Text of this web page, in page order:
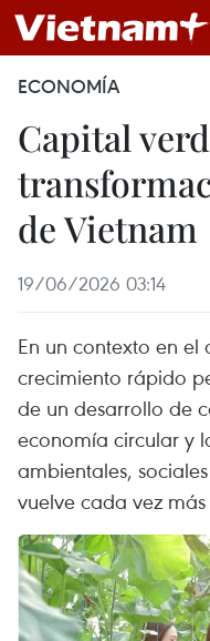
ECONOMÍA
Capital
de Vietnam
19/06/2026 03:14
En un contexto en
crecimiento rápido
de un desarrollo de
economía circular y
ambientales,
vuelve cada vez